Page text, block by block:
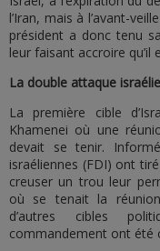
l’Iran, mais à l’avant-
président a donc tenu
leur faisant accroire qu’il
La double attaque
La première cible
Khamenei où une
devait se tenir.
israéliennes (FDI) ont
creuser un trou leur
où se tenait la
d’autres cibles
commandement ont été